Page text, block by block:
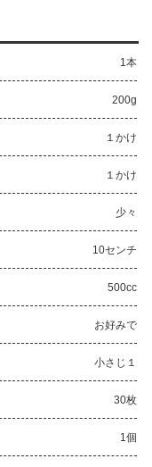
1本
200g
１かけ
１かけ
少々
10センチ
500cc
お好みで
小さじ１
30枚
1個